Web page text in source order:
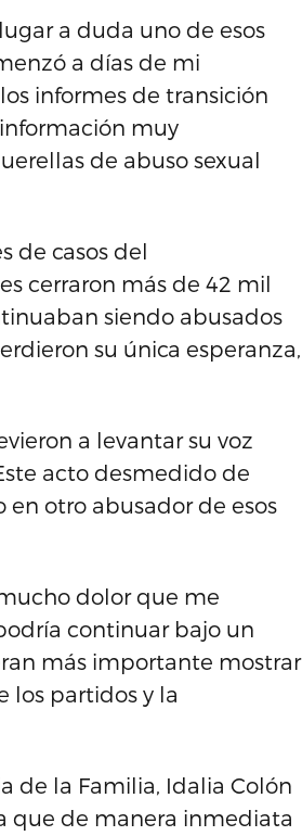
a duda uno de esos
a días de mi
informes de transición
muy
de abuso sexual
de casos del
cerraron más de 42 mil
siendo abusados
su única esperanza,
a levantar su voz
acto desmedido de
en otro abusador de esos
dolor que me
continuar bajo un
más importante mostrar
los partidos y la
de la Familia, Idalia Colón
que de manera inmediata